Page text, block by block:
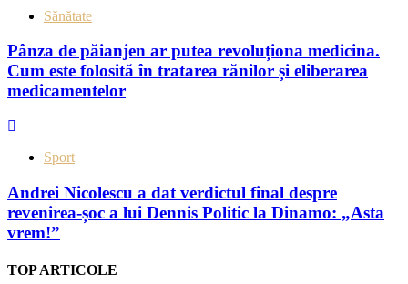
Sănătate
Pânza de păianjen ar putea revoluționa medicina.
Cum este folosită în tratarea rănilor și eliberarea
medicamentelor
Sport
Andrei Nicolescu a dat verdictul final despre
revenirea-șoc a lui Dennis Politic la Dinamo: „Asta
vrem!”
TOP ARTICOLE